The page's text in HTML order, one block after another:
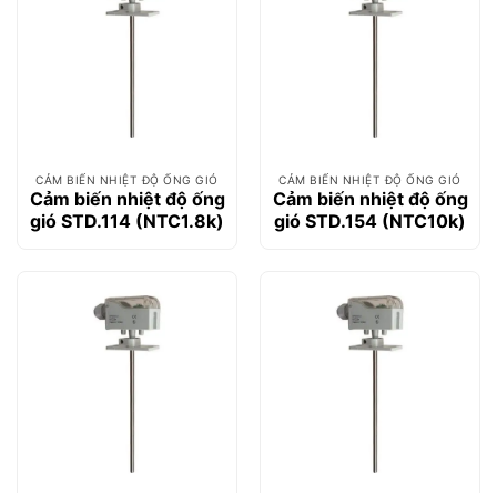
CẢM BIẾN NHIỆT ĐỘ ỐNG GIÓ
Cảm biến nhiệt độ ống
gió STD.114 (NTC1.8k)
CẢM BIẾN NHIỆT ĐỘ ỐNG GIÓ
Cảm biến nhiệt độ ống
gió STD.154 (NTC10k)